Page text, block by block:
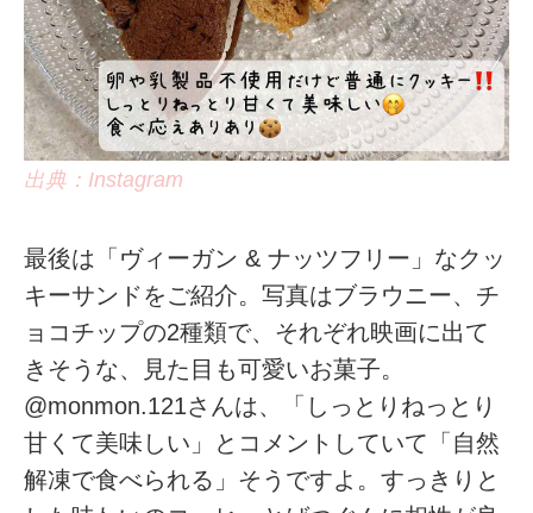
出典：Instagram
最後は「ヴィーガン & ナッツフリー」なクッ
キーサンドをご紹介。写真はブラウニー、チ
ョコチップの2種類で、それぞれ映画に出て
きそうな、見た目も可愛いお菓子。
@monmon.121さんは、「しっとりねっとり
甘くて美味しい」とコメントしていて「自然
解凍で食べられる」そうですよ。すっきりと